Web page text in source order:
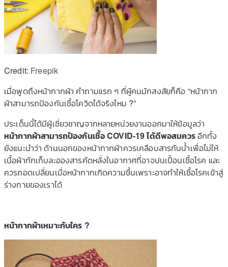
Credit: Freepik
เมื่อพูดถึงหน้ากากผ้า คำถามแรก ๆ ที่ผู้คนมักสงสัยก็คือ “หน้ากาก
ผ้าสามารถป้องกันเชื้อโควิดได้จริงไหม ?”
ประเด็นนี้ได้มีผู้เชี่ยวชาญจากหลายหน่วยงานออกมาให้ข้อมูลว่า
หน้ากากผ้าสามารถป้องกันเชื้อ COVID-19 ได้ดีพอสมควรอีกทั้ง
ยังแนะนำว่า ด้านนอกของหน้ากากผ้าควรเคลือบสารกันน้ำเพื่อไม่ให้
เนื้อผ้ากักเก็บละอองสารคัดหลั่งในอากาศที่อาจปนเปื้อนเชื้อโรค และ
ควรถอดเปลี่ยนเมื่อหน้ากากเกิดความชื้นเพราะอาจทำให้เชื้อโรคเข้าสู่
ร่างกายของเราได้
หน้ากากผ้าเหมาะกับใคร ?